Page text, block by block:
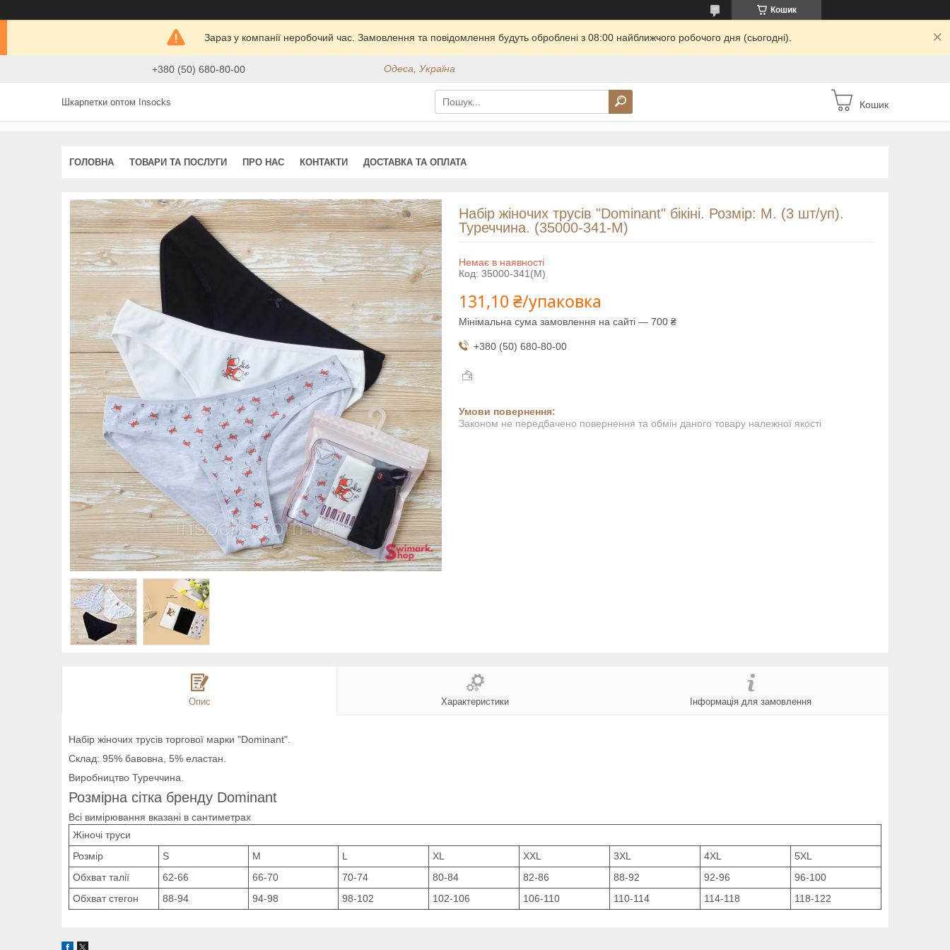
Кошик
Зараз у компанії неробочий час. Замовлення та повідомлення будуть оброблені з 08:00 найближчого робочого дня (сьогодні).
+380 (50) 680-80-00 Одеса, Україна
Шкарпетки оптом Insocks Кошик
ГОЛОВНА ТОВАРИ ТА ПОСЛУГИ ПРО НАС КОНТАКТИ ДОСТАВКА ТА ОПЛАТА
Набір жіночих трусів "Dominant" бікіні. Розмір: M. (3 шт/уп).
Туреччина. (35000-341-M)
Немає в наявності
Код: 35000-341(M)
131,10 ₴/упаковка
Мінімальна сума замовлення на сайті — 700 ₴
+380 (50) 680-80-00
Законом не передбачено повернення та обмін даного товару належної якості
Опис Характеристики Інформація для замовлення
Набір жіночих трусів торгової марки "Dominant".
Склад: 95% бавовна, 5% еластан.
Виробництво Туреччина.
Розмірна сітка бренду Dominant
Всі вимірювання вказані в сантиметрах
Жіночі труси
Розмір
S M L XL XXL 3XL 4XL
5XL
Обхват талії
62-66 66-70 70-74 80-84 82-86 88-92 92-96
96-100
Обхват стегон
88-94 94-98 98-102 102-106 106-110 110-114 114-118 118-122